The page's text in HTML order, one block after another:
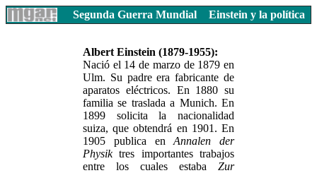
Segunda Guerra Mundial Einstein y la política
Albert Einstein (1879-1955):
Nació el 14 de marzo de 1879 en
Ulm. Su padre era fabricante de
aparatos eléctricos. En 1880 su
familia se traslada a Munich. En
1899 solicita la nacionalidad
suiza, que obtendrá en 1901. En
1905 publica enAnnalen der
Physiktres importantes trabajos
entre los cuales estaba Zur